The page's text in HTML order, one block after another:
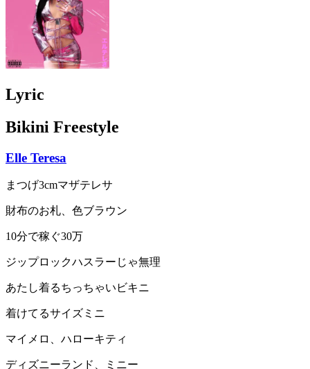
Lyric
Bikini Freestyle
Elle Teresa
まつげ3cmマザテレサ
財布のお札、色ブラウン
10分で稼ぐ30万
ジップロックハスラーじゃ無理
あたし着るちっちゃいビキニ
着けてるサイズミニ
マイメロ、ハローキティ
ディズニーランド、ミニー